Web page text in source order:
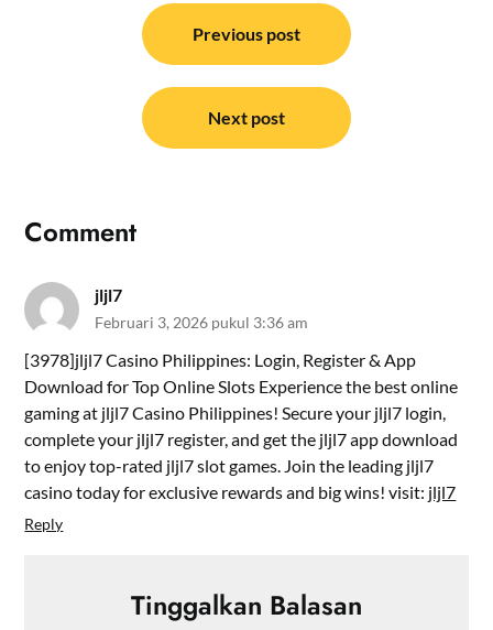
Previous post
Next post
Comment
jljl7
Februari 3, 2026 pukul 3:36 am
[3978]jljl7 Casino Philippines: Login, Register & App
Download for Top Online Slots Experience the best online
gaming at jljl7 Casino Philippines! Secure your jljl7 login,
complete your jljl7 register, and get the jljl7 app download
to enjoy top-rated jljl7 slot games. Join the leading jljl7
casino today for exclusive rewards and big wins! visit: jljl7
Reply
Tinggalkan Balasan